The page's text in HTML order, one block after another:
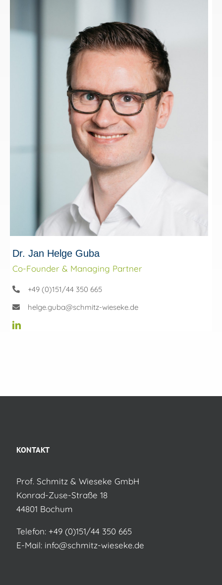
Dr. Jan Helge Guba
Co-Founder & Managing Partner
+49 (0)151/44 350 665
helge.guba@schmitz-wieseke.de
KONTAKT
Prof. Schmitz & Wieseke GmbH
Konrad-Zuse-Straße 18
44801 Bochum
Telefon: +49 (0)151/44 350 665
E-Mail: info@schmitz-wieseke.de